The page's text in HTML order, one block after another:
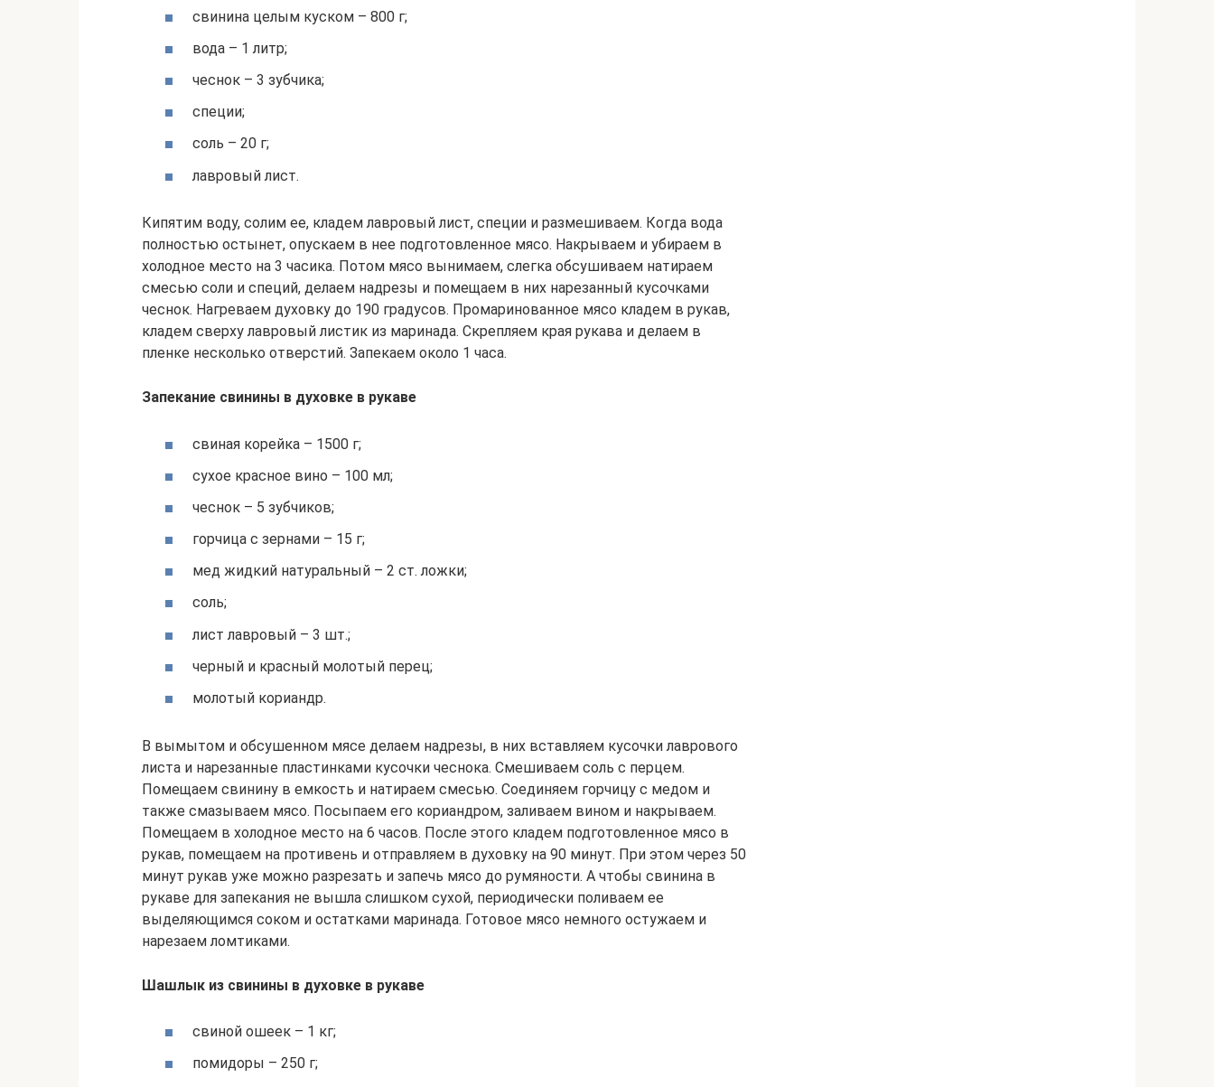
свинина целым куском – 800 г;
вода – 1 литр;
чеснок – 3 зубчика;
специи;
соль – 20 г;
лавровый лист.
Кипятим воду, солим ее, кладем лавровый лист, специи и размешиваем. Когда вода
полностью остынет, опускаем в нее подготовленное мясо. Накрываем и убираем в
холодное место на 3 часика. Потом мясо вынимаем, слегка обсушиваем натираем
смесью соли и специй, делаем надрезы и помещаем в них нарезанный кусочками
чеснок. Нагреваем духовку до 190 градусов. Промаринованное мясо кладем в рукав,
кладем сверху лавровый листик из маринада. Скрепляем края рукава и делаем в
пленке несколько отверстий. Запекаем около 1 часа.
Запекание свинины в духовке в рукаве
свиная корейка – 1500 г;
сухое красное вино – 100 мл;
чеснок – 5 зубчиков;
горчица с зернами – 15 г;
мед жидкий натуральный – 2 ст. ложки;
соль;
лист лавровый – 3 шт.;
черный и красный молотый перец;
молотый кориандр.
В вымытом и обсушенном мясе делаем надрезы, в них вставляем кусочки лаврового
листа и нарезанные пластинками кусочки чеснока. Смешиваем соль с перцем.
Помещаем свинину в емкость и натираем смесью. Соединяем горчицу с медом и
также смазываем мясо. Посыпаем его кориандром, заливаем вином и накрываем.
Помещаем в холодное место на 6 часов. После этого кладем подготовленное мясо в
рукав, помещаем на противень и отправляем в духовку на 90 минут. При этом через 50
минут рукав уже можно разрезать и запечь мясо до румяности. А чтобы свинина в
рукаве для запекания не вышла слишком сухой, периодически поливаем ее
выделяющимся соком и остатками маринада. Готовое мясо немного остужаем и
нарезаем ломтиками.
Шашлык из свинины в духовке в рукаве
свиной ошеек – 1 кг;
помидоры – 250 г;